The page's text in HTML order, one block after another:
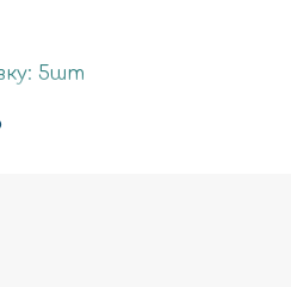
5шт
качества
и кадмия.